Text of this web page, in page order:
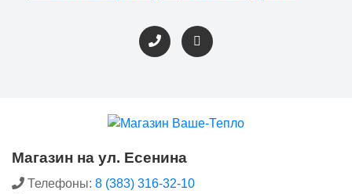
Магазин на ул. Есенина
Телефоны: 8 (383) 316-32-10